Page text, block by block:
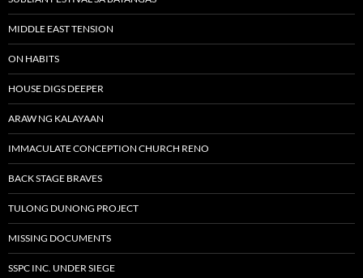
MIDDLE EAST TENSION
ON HABITS
HOUSE DIGS DEEPER
ARAW NG KALAYAAN
IMMACULATE CONCEPTION CHURCH RENO
BACK STAGE BRAVES
TULONG DUNONG PROJECT
MISSING DOCUMENTS
SSPC INC. UNDER SIEGE